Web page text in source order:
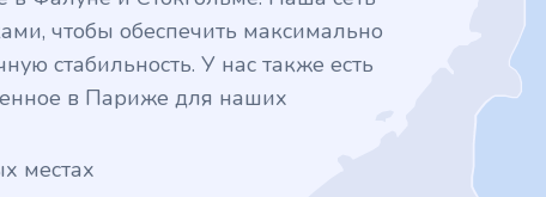
чтобы обеспечить максимально
стабильность. У нас также есть
в Париже для наших
местах